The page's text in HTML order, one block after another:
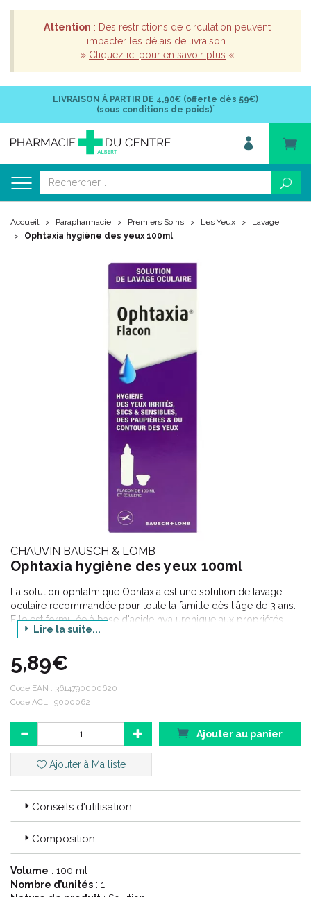
Attention : Des restrictions de circulation peuvent
impacter les délais de livraison.
» Cliquez ici pour en savoir plus «
LIVRAISON À PARTIR DE 4,90€ (offerte dès 59€)
(sous conditions de poids)*
Accueil Parapharmacie Premiers Soins Les Yeux
Lavage
Ophtaxia hygiène des yeux 100ml
CHAUVIN BAUSCH & LOMB
Ophtaxia hygiène des yeux 100ml
La solution ophtalmique Ophtaxia est une solution de lavage
oculaire recommandée pour toute la famille dès l'âge de 3 ans.
Elle est formulée à base d'acide hyaluronique aux propriétés
hydratantes et lubrifiantes, d'aloé vera aux vertus hydratantes et
apaise les yeux rouges, irrités ou fatigués. Elle nettoie en
douceur et élimine les impuretés de l'œil et du contour des
yeux.
Lire la suite...
5,89€
Code EAN : 3614790000620
Code ACL : 9000062
Ajouter au panier
Ajouter à Ma liste
Conseils d'utilisation
Composition
Volume : 100 ml
Nombre d’unités : 1